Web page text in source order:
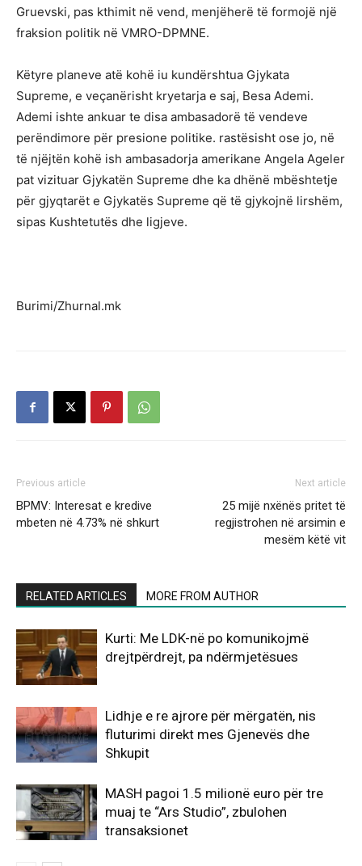
Gruevski, pas kthimit në vend, menjëherë të formojë një
fraksion politik në VMRO-DPMNE.
Këtyre planeve atë kohë iu kundërshtua Gjykata
Supreme, e veçanërisht kryetarja e saj, Besa Ademi.
Ademi ishte ankuar te disa ambasadorë të vendeve
perëndimore për presione politike. rastësisht ose jo, në
të njëjtën kohë ish ambasadorja amerikane Angela Ageler
pat vizituar Gjykatën Supreme dhe ka dhënë mbështetje
për gjyqtarët e Gjykatës Supreme që të gjykojnë lirshëm,
sipas Kushtetutës dhe ligjeve.
Burimi/Zhurnal.mk
Previous article
BPMV: Interesat e kredive
mbeten në 4.73% në shkurt
Next article
25 mijë nxënës pritet të
regjistrohen në arsimin e
mesëm këtë vit
RELATED ARTICLES MORE FROM AUTHOR
Kurti: Me LDK-në po komunikojmë
drejtpërdrejt, pa ndërmjetësues
Lidhje e re ajrore për mërgatën, nis
fluturimi direkt mes Gjenevës dhe
Shkupit
MASH pagoi 1.5 milionë euro për tre
muaj te “Ars Studio”, zbulohen
transaksionet